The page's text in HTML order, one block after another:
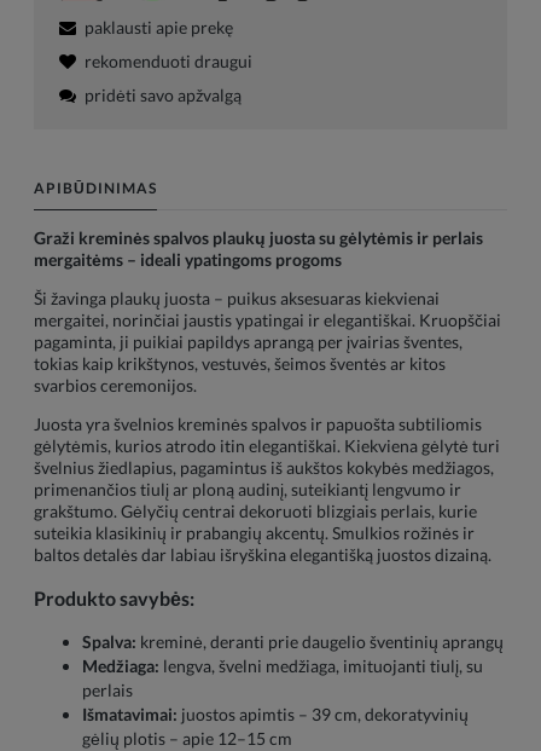
paklausti apie prekę
rekomenduoti draugui
pridėti savo apžvalgą
APIBŪDINIMAS
Graži kreminės spalvos plaukų juosta su gėlytėmis ir perlais
mergaitėms – ideali ypatingoms progoms
Ši žavinga plaukų juosta – puikus aksesuaras kiekvienai
mergaitei, norinčiai jaustis ypatingai ir elegantiškai. Kruopščiai
pagaminta, ji puikiai papildys aprangą per įvairias šventes,
tokias kaip krikštynos, vestuvės, šeimos šventės ar kitos
svarbios ceremonijos.
Juosta yra švelnios kreminės spalvos ir papuošta subtiliomis
gėlytėmis, kurios atrodo itin elegantiškai. Kiekviena gėlytė turi
švelnius žiedlapius, pagamintus iš aukštos kokybės medžiagos,
primenančios tiulį ar ploną audinį, suteikiantį lengvumo ir
grakštumo. Gėlyčių centrai dekoruoti blizgiais perlais, kurie
suteikia klasikinių ir prabangių akcentų. Smulkios rožinės ir
baltos detalės dar labiau išryškina elegantišką juostos dizainą.
Produkto savybės:
Spalva: kreminė, deranti prie daugelio šventinių aprangų
Medžiaga: lengva, švelni medžiaga, imituojanti tiulį, su
perlais
Išmatavimai: juostos apimtis – 39 cm, dekoratyvinių
gėlių plotis – apie 12–15 cm